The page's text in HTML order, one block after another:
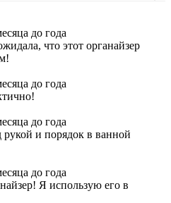
до года
что этот органайзер
до года
до года
и порядок в ванной
до года
Я использую его в